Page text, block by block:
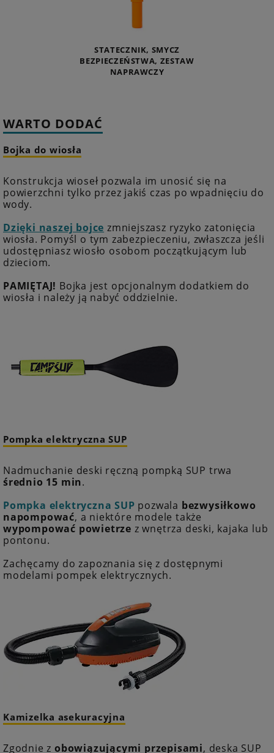
STATECZNIK, SMYCZ
BEZPIECZEŃSTWA, ZESTAW
NAPRAWCZY
WARTO DODAĆ
Bojka do wiosła
Konstrukcja wioseł pozwala im unosić się na
powierzchni tylko przez jakiś czas po wpadnięciu do
wody.
Dzięki naszej bojce zmniejszasz ryzyko zatonięcia
wiosła. Pomyśl o tym zabezpieczeniu, zwłaszcza jeśli
udostępniasz wiosło osobom początkującym lub
dzieciom.
PAMIĘTAJ! Bojka jest opcjonalnym dodatkiem do
wiosła i należy ją nabyć oddzielnie.
Pompka elektryczna SUP
Nadmuchanie deski ręczną pompką SUP trwa
średnio 15 min.
Pompka elektryczna SUP pozwala bezwysiłkowo
napompować, a niektóre modele także
wypompować powietrze z wnętrza deski, kajaka lub
pontonu.
Zachęcamy do zapoznania się z dostępnymi
modelami pompek elektrycznych.
Kamizelka asekuracyjna
Zgodnie z obowiązującymi przepisami, deska SUP